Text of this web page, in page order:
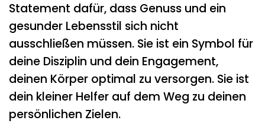
Statement dafür, dass Genuss und ein
gesunder Lebensstil sich nicht
ausschließen müssen. Sie ist ein Symbol für
deine Disziplin und dein Engagement,
deinen Körper optimal zu versorgen. Sie ist
dein kleiner Helfer auf dem Weg zu deinen
persönlichen Zielen.